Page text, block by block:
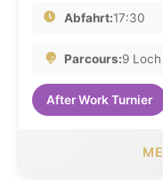
Abfahrt:17:30
Parcours:9
After Work Turnier